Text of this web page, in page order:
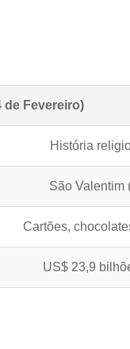
de Fevereiro)
História
São Valentim
Cartões,
US$ 23,9